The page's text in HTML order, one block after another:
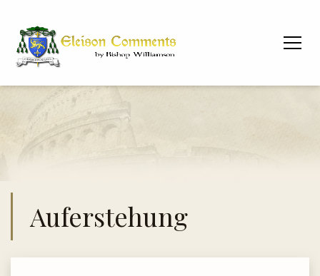
Auferstehung